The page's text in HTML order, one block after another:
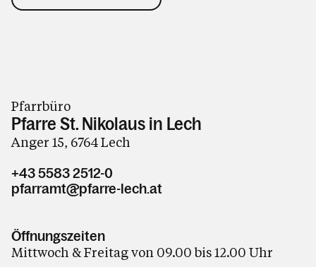
Pfarrbüro
Pfarre St. Nikolaus in Lech
Anger 15, 6764 Lech
+43 5583 2512-0
pfarramt@pfarre-lech.at
Öffnungszeiten
Mittwoch & Freitag von 09.00 bis 12.00 Uhr